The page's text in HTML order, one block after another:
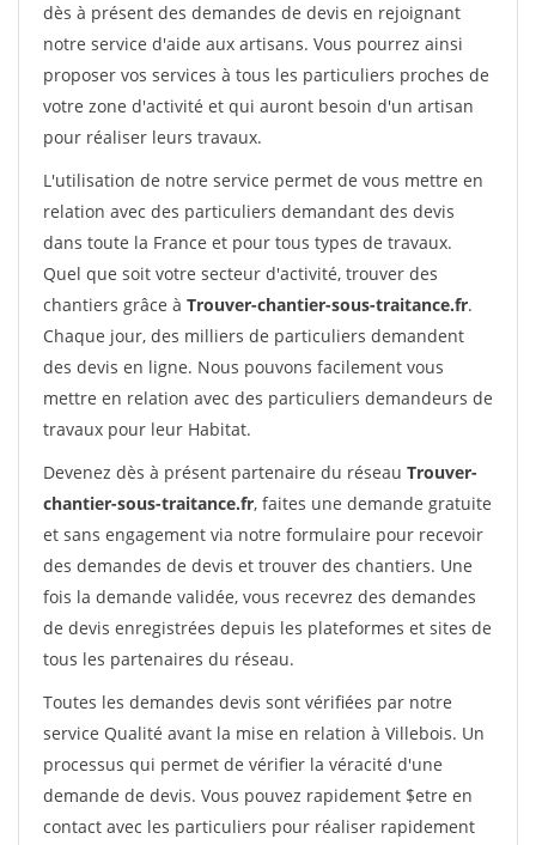
dès à présent des demandes de devis en rejoignant
notre service d'aide aux artisans. Vous pourrez ainsi
proposer vos services à tous les particuliers proches de
votre zone d'activité et qui auront besoin d'un artisan
pour réaliser leurs travaux.
L'utilisation de notre service permet de vous mettre en
relation avec des particuliers demandant des devis
dans toute la France et pour tous types de travaux.
Quel que soit votre secteur d'activité, trouver des
chantiers grâce à Trouver-chantier-sous-traitance.fr.
Chaque jour, des milliers de particuliers demandent
des devis en ligne. Nous pouvons facilement vous
mettre en relation avec des particuliers demandeurs de
travaux pour leur Habitat.
Devenez dès à présent partenaire du réseau Trouver-
chantier-sous-traitance.fr, faites une demande gratuite
et sans engagement via notre formulaire pour recevoir
des demandes de devis et trouver des chantiers. Une
fois la demande validée, vous recevrez des demandes
de devis enregistrées depuis les plateformes et sites de
tous les partenaires du réseau.
Toutes les demandes devis sont vérifiées par notre
service Qualité avant la mise en relation à Villebois. Un
processus qui permet de vérifier la véracité d'une
demande de devis. Vous pouvez rapidement $etre en
contact avec les particuliers pour réaliser rapidement